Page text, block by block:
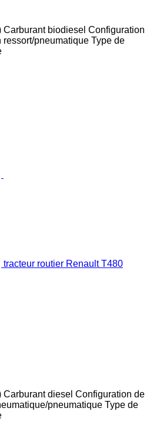
Carburant biodiesel Configuration
ressort/pneumatique Type de
tracteur routier Renault T480
Carburant diesel Configuration de
pneumatique Type de